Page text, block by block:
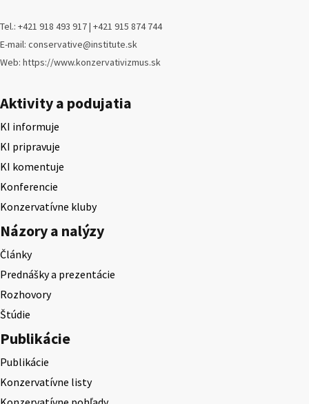
Tel.: +421 918 493 917 | +421 915 874 744
E-mail: conservative@institute.sk
Web: https://www.konzervativizmus.sk
Aktivity a podujatia
KI informuje
KI pripravuje
KI komentuje
Konferencie
Konzervatívne kluby
Názory a nalýzy
Články
Prednášky a prezentácie
Rozhovory
Štúdie
Publikácie
Publikácie
Konzervatívne listy